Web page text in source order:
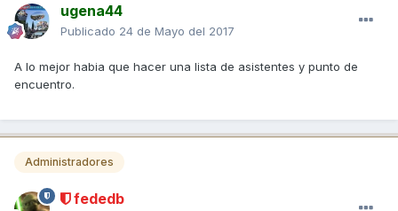
ugena44
Publicado 24 de Mayo del 2017
A lo mejor habia que hacer una lista de asistentes y punto de
encuentro.
Administradores
fededb